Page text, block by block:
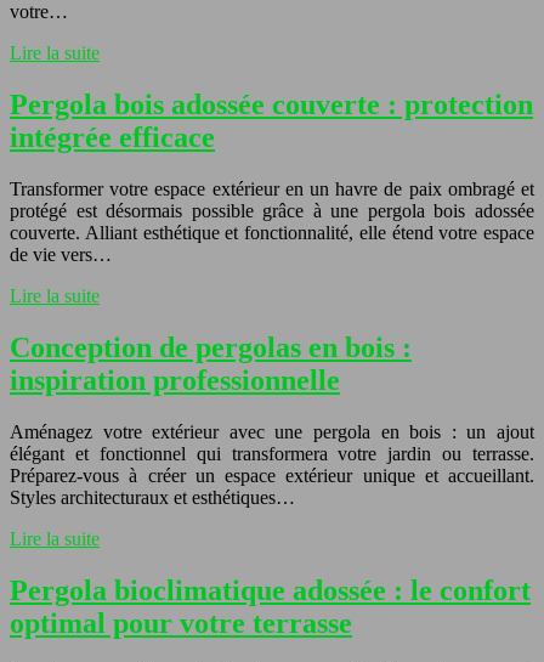
votre…
Lire la suite
Pergola bois adossée couverte : protection
intégrée efficace
Transformer votre espace extérieur en un havre de paix ombragé et
protégé est désormais possible grâce à une pergola bois adossée
couverte. Alliant esthétique et fonctionnalité, elle étend votre espace
de vie vers…
Lire la suite
Conception de pergolas en bois :
inspiration professionnelle
Aménagez votre extérieur avec une pergola en bois : un ajout
élégant et fonctionnel qui transformera votre jardin ou terrasse.
Préparez-vous à créer un espace extérieur unique et accueillant.
Styles architecturaux et esthétiques…
Lire la suite
Pergola bioclimatique adossée : le confort
optimal pour votre terrasse